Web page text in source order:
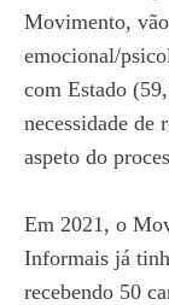
Movimento,
emocional/
com Estado
necessidade de
aspeto do
Em 2021, o
Informais já
recebendo 50